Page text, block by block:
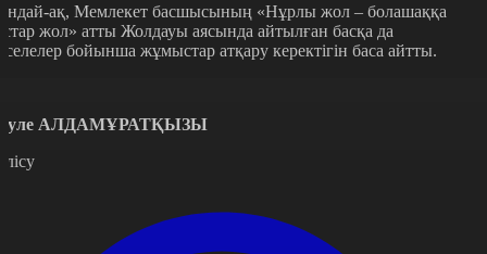
ақ, Мемлекет басшысының «Нұрлы жол – болашаққа
жол» атты Жолдауы аясында айтылған басқа да
бойынша жұмыстар атқару керектігін баса айтты.
АЛДАМҰРАТҚЫЗЫ